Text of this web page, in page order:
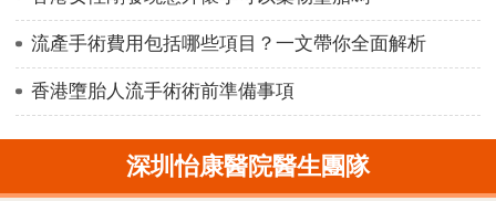
流產手術費用包括哪些項目？一文帶你全面解析
香港墮胎人流手術術前準備事項
深圳怡康醫院醫生團隊